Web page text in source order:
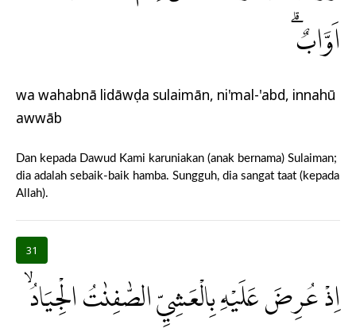
اَوَّابٌۗ
wa wahabnā lidāwụda sulaimān, ni'mal-'abd, innahū
awwāb
Dan kepada Dawud Kami karuniakan (anak bernama) Sulaiman;
dia adalah sebaik-baik hamba. Sungguh, dia sangat taat (kepada
Allah).
31
اِذْ عُرِضَ عَلَيْهِ بِالْعَشِيِّ الصّٰفِنٰتُ الْجِيَادُۙ